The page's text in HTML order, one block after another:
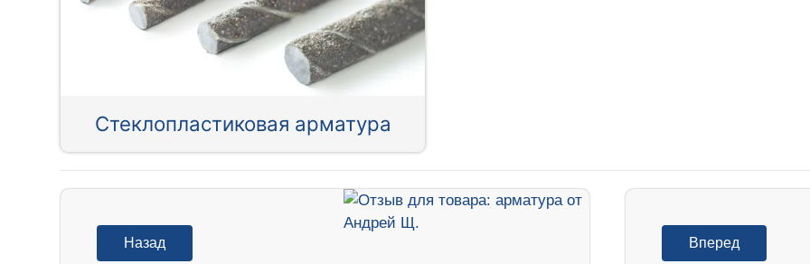
Стеклопластиковая арматура
Назад Вперед